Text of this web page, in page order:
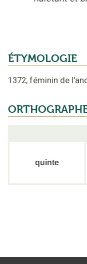
ÉTYMOLOGIE
1372; féminin de
quinte